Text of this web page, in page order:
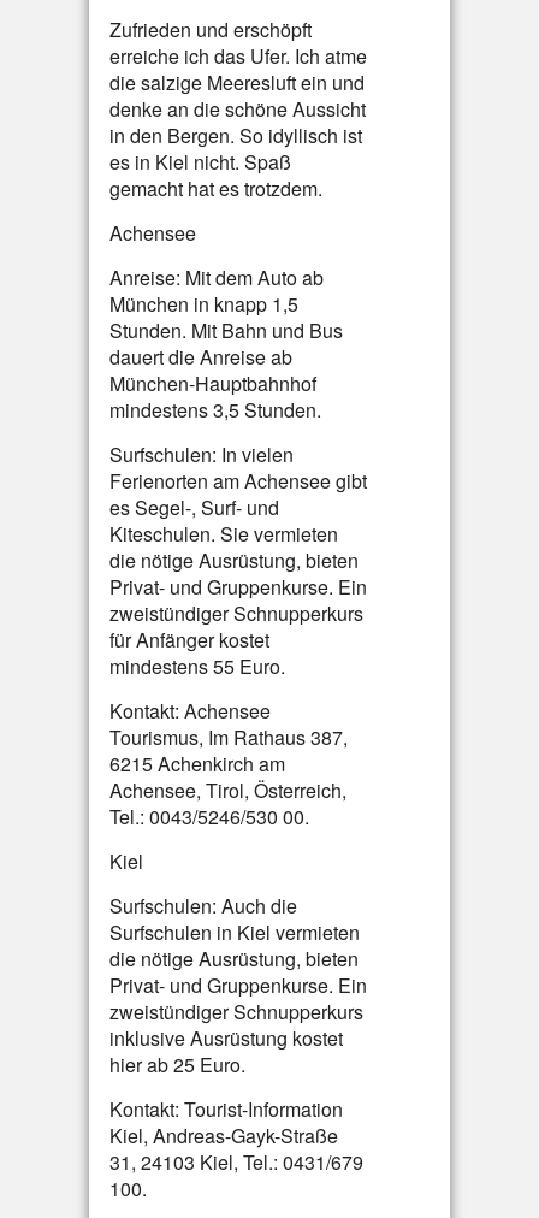
Zufrieden und erschöpft
erreiche ich das Ufer. Ich atme
die salzige Meeresluft ein und
denke an die schöne Aussicht
in den Bergen. So idyllisch ist
es in Kiel nicht. Spaß
gemacht hat es trotzdem.
Achensee
Anreise: Mit dem Auto ab
München in knapp 1,5
Stunden. Mit Bahn und Bus
dauert die Anreise ab
München-Hauptbahnhof
mindestens 3,5 Stunden.
Surfschulen: In vielen
Ferienorten am Achensee gibt
es Segel-, Surf- und
Kiteschulen. Sie vermieten
die nötige Ausrüstung, bieten
Privat- und Gruppenkurse. Ein
zweistündiger Schnupperkurs
für Anfänger kostet
mindestens 55 Euro.
Kontakt: Achensee
Tourismus, Im Rathaus 387,
6215 Achenkirch am
Achensee, Tirol, Österreich,
Tel.: 0043/5246/530 00.
Kiel
Surfschulen: Auch die
Surfschulen in Kiel vermieten
die nötige Ausrüstung, bieten
Privat- und Gruppenkurse. Ein
zweistündiger Schnupperkurs
inklusive Ausrüstung kostet
hier ab 25 Euro.
Kontakt: Tourist-Information
Kiel, Andreas-Gayk-Straße
31, 24103 Kiel, Tel.: 0431/679
100.